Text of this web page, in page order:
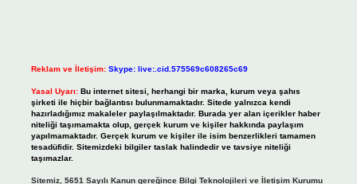
Reklam ve İletişim: Skype: live:.cid.575569c608265c69
Yasal Uyarı: Bu internet sitesi, herhangi bir marka, kurum veya şahıs
şirketi ile hiçbir bağlantısı bulunmamaktadır. Sitede yalnızca kendi
hazırladığımız makaleler paylaşılmaktadır. Burada yer alan içerikler haber
niteliği taşımamakta olup, gerçek kurum ve kişiler hakkında paylaşım
yapılmamaktadır. Gerçek kurum ve kişiler ile isim benzerlikleri tamamen
tesadüfidir. Sitemizdeki bilgiler taslak halindedir ve tavsiye niteliği
taşımazlar.
Sitemiz, 5651 Sayılı Kanun gereğince Bilgi Teknolojileri ve İletişim Kurumu